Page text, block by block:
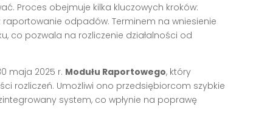
Proces obejmuje kilka kluczowych kroków:
raportowanie odpadów. Terminem na wniesienie
co pozwala na rozliczenie działalności od
maja 2025 r. Modułu Raportowego, który
rozliczeń. Umożliwi ono przedsiębiorcom szybkie
system, co wpłynie na poprawę